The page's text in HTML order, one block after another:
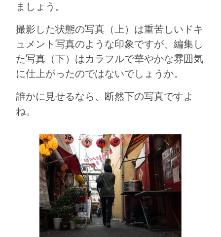
ましょう。
撮影した状態の写真（上）は重苦しいドキ
ュメント写真のような印象ですが、編集し
た写真（下）はカラフルで華やかな雰囲気
に仕上がったのではないでしょうか。
誰かに見せるなら、断然下の写真ですよ
ね。